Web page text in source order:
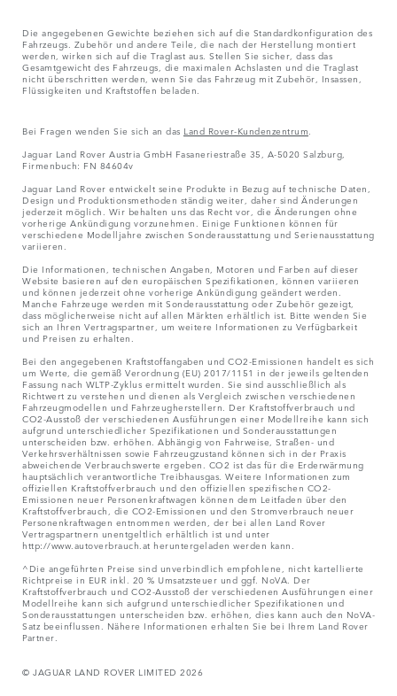
Die angegebenen Gewichte beziehen sich auf die Standardkonfiguration des
Fahrzeugs. Zubehör und andere Teile, die nach der Herstellung montiert
werden, wirken sich auf die Traglast aus. Stellen Sie sicher, dass das
Gesamtgewicht des Fahrzeugs, die maximalen Achslasten und die Traglast
nicht überschritten werden, wenn Sie das Fahrzeug mit Zubehör, Insassen,
Flüssigkeiten und Kraftstoffen beladen.
Bei Fragen wenden Sie sich an das Land Rover-Kundenzentrum
Jaguar Land Rover Austria GmbH Fasaneriestraße 35, A-5020 Salzburg,
Firmenbuch: FN 84604v
Jaguar Land Rover entwickelt seine Produkte in Bezug auf technische Daten,
Design und Produktionsmethoden ständig weiter, daher sind Änderungen
jederzeit möglich. Wir behalten uns das Recht vor, die Änderungen ohne
vorherige Ankündigung vorzunehmen. Einige Funktionen können für
verschiedene Modelljahre zwischen Sonderausstattung und Serienausstattung
variieren.
Die Informationen, technischen Angaben, Motoren und Farben auf dieser
Website basieren auf den europäischen Spezifikationen, können variieren
und können jederzeit ohne vorherige Ankündigung geändert werden.
Manche Fahrzeuge werden mit Sonderausstattung oder Zubehör gezeigt,
dass möglicherweise nicht auf allen Märkten erhältlich ist. Bitte wenden Sie
sich an Ihren Vertragspartner, um weitere Informationen zu Verfügbarkeit
und Preisen zu erhalten.
Bei den angegebenen Kraftstoffangaben und CO2-Emissionen handelt es sich
um Werte, die gemäß Verordnung (EU) 2017/1151 in der jeweils geltenden
Fassung nach WLTP-Zyklus ermittelt wurden. Sie sind ausschließlich als
Richtwert zu verstehen und dienen als Vergleich zwischen verschiedenen
Fahrzeugmodellen und Fahrzeugherstellern. Der Kraftstoffverbrauch und
CO2-Ausstoß der verschiedenen Ausführungen einer Modellreihe kann sich
aufgrund unterschiedlicher Spezifikationen und Sonderausstattungen
unterscheiden bzw. erhöhen. Abhängig von Fahrweise, Straßen- und
Verkehrsverhältnissen sowie Fahrzeugzustand können sich in der Praxis
abweichende Verbrauchswerte ergeben. CO2 ist das für die Erderwärmung
hauptsächlich verantwortliche Treibhausgas. Weitere Informationen zum
offiziellen Kraftstoffverbrauch und den offiziellen spezifischen CO2-
Emissionen neuer Personenkraftwagen können dem Leitfaden über den
Kraftstoffverbrauch, die CO2-Emissionen und den Stromverbrauch neuer
Personenkraftwagen entnommen werden, der bei allen Land Rover
Vertragspartnern unentgeltlich erhältlich ist und unter
http://www.autoverbrauch.at heruntergeladen werden kann.
^Die angeführten Preise sind unverbindlich empfohlene, nicht kartellierte
Richtpreise in EUR inkl. 20 % Umsatzsteuer und ggf. NoVA. Der
Kraftstoffverbrauch und CO2-Ausstoß der verschiedenen Ausführungen einer
Modellreihe kann sich aufgrund unterschiedlicher Spezifikationen und
Sonderausstattungen unterscheiden bzw. erhöhen, dies kann auch den NoVA-
Satz beeinflussen. Nähere Informationen erhalten Sie bei Ihrem Land Rover
Partner.
© JAGUAR LAND ROVER LIMITED 2026